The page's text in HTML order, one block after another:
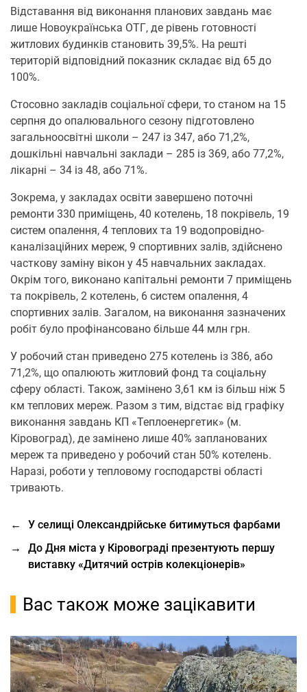
Відставання від виконання планових завдань має
лише Новоукраїнська ОТГ, де рівень готовності
житлових будинків становить 39,5%. На решті
територій відповідний показник складає від 65 до
100%.
Стосовно закладів соціальної сфери, то станом на 15
серпня до опалювального сезону підготовлено
загальноосвітні школи – 247 із 347, або 71,2%,
дошкільні навчальні заклади – 285 із 369, або 77,2%,
лікарні – 34 із 48, або 71%.
Зокрема, у закладах освіти завершено поточні
ремонти 330 приміщень, 40 котелень, 18 покрівель, 19
систем опалення, 4 теплових та 19 водопровідно-
каналізаційних мереж, 9 спортивних залів, здійснено
часткову заміну вікон у 45 навчальних закладах.
Окрім того, виконано капітальні ремонти 7 приміщень
та покрівель, 2 котелень, 6 систем опалення, 4
спортивних залів. Загалом, на виконання зазначених
робіт було профінансовано більше 44 млн грн.
У робочий стан приведено 275 котелень із 386, або
71,2%, що опалюють житловий фонд та соціальну
сферу області. Також, замінено 3,61 км із більш ніж 5
км теплових мереж. Разом з тим, відстає від графіку
виконання завдань КП «Теплоенергетик» (м.
Кіровоград), де замінено лише 40% запланованих
мереж та приведено у робочий стан 50% котелень.
Наразі, роботи у тепловому господарстві області
тривають.
←
У селищі Олександрійське битимуться фарбами
→
До Дня міста у Кіровограді презентують першу
виставку «Дитячий острів колекціонерів»
Вас також може зацікавити